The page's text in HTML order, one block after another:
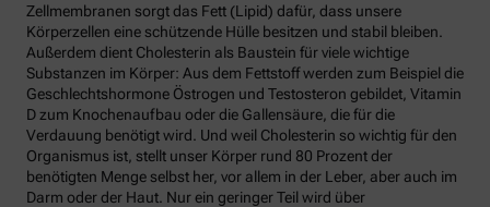
Zellmembranen sorgt das Fett (Lipid) dafür, dass unsere
Körperzellen eine schützende Hülle besitzen und stabil bleiben.
Außerdem dient Cholesterin als Baustein für viele wichtige
Substanzen im Körper: Aus dem Fettstoff werden zum Beispiel die
Geschlechtshormone Östrogen und Testosteron gebildet, Vitamin
D zum Knochenaufbau oder die Gallensäure, die für die
Verdauung benötigt wird. Und weil Cholesterin so wichtig für den
Organismus ist, stellt unser Körper rund 80 Prozent der
benötigten Menge selbst her, vor allem in der Leber, aber auch im
Darm oder der Haut. Nur ein geringer Teil wird über